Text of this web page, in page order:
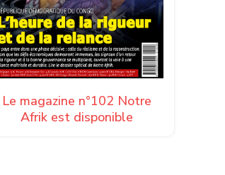
Le magazine n°102 Notre
Afrik est disponible